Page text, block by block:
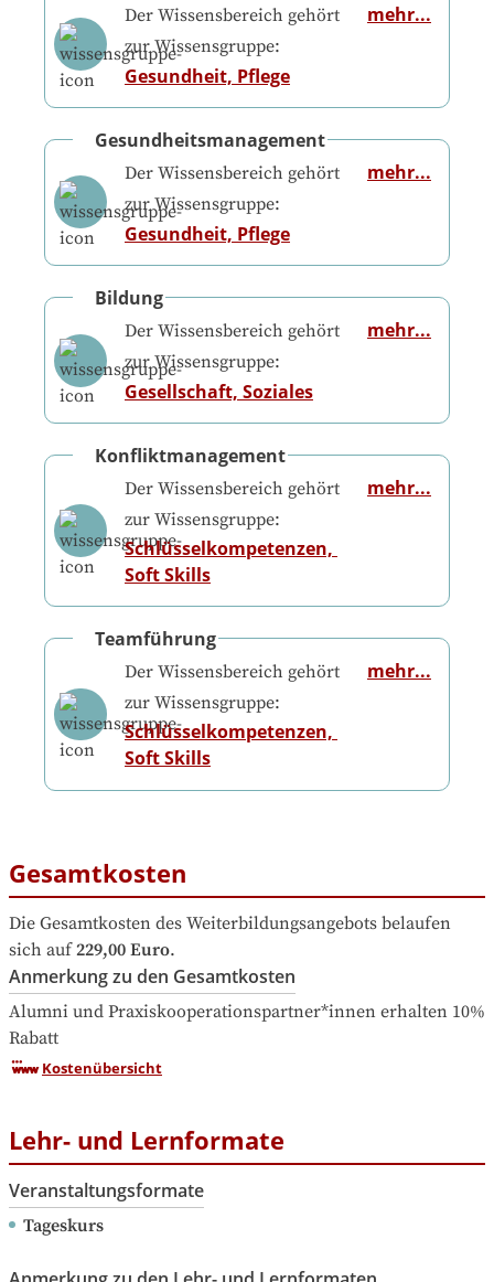
Der Wissensbereich gehört
zur Wissensgruppe:
Gesundheit, Pflege
mehr...
Gesundheitsmanagement
Der Wissensbereich gehört
zur Wissensgruppe:
Gesundheit, Pflege
mehr...
Bildung
Der Wissensbereich gehört
zur Wissensgruppe:
Gesellschaft, Soziales
mehr...
Konfliktmanagement
Der Wissensbereich gehört
zur Wissensgruppe:
Schlüsselkompetenzen,
Soft Skills
mehr...
Teamführung
Der Wissensbereich gehört
zur Wissensgruppe:
Schlüsselkompetenzen,
Soft Skills
mehr...
Gesamtkosten
Die Gesamtkosten des Weiterbildungsangebots belaufen
sich auf 229,00 Euro.
Anmerkung zu den Gesamtkosten
Alumni und Praxiskooperationspartner*innen erhalten 10%
Rabatt
Kostenübersicht
Lehr- und Lernformate
Veranstaltungsformate
Tageskurs